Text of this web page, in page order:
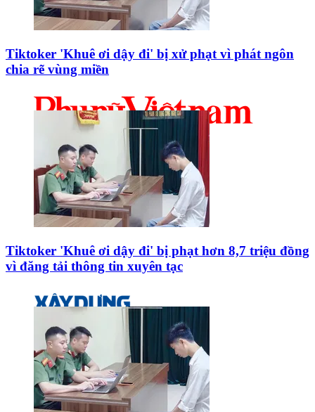
Tiktoker 'Khuê ơi dậy đi' bị xử phạt vì phát ngôn
chia rẽ vùng miền
Tiktoker 'Khuê ơi dậy đi' bị phạt hơn 8,7 triệu đồng
vì đăng tải thông tin xuyên tạc